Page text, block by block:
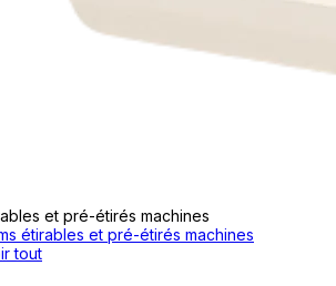
et pré-étirés machines
étirables et pré-étirés machines
tout